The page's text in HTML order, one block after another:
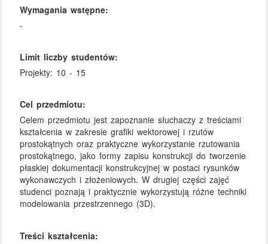
Wymagania wstępne:
-
Limit liczby studentów:
Projekty: 10 - 15
Cel przedmiotu:
Celem przedmiotu jest zapoznanie słuchaczy z treściami
kształcenia w zakresie grafiki wektorowej i rzutów
prostokątnych oraz praktyczne wykorzystanie rzutowania
prostokątnego, jako formy zapisu konstrukcji do tworzenie
płaskiej dokumentacji konstrukcyjnej w postaci rysunków
wykonawczych i złożeniowych. W drugiej części zajęć
studenci poznają i praktycznie wykorzystują różne techniki
modelowania przestrzennego (3D).
Treści kształcenia: